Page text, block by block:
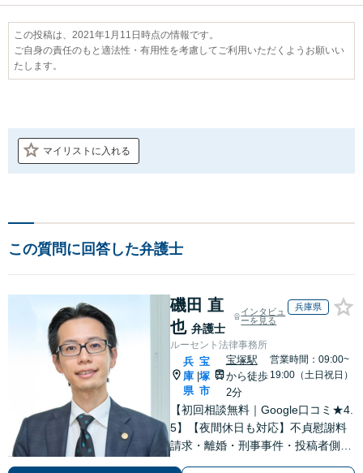
この投稿は、2021年1月11日時点の情報です。
ご自身の責任のもと適法性・有用性を考慮してご利用いただくようお願いい
たします。
マイリストに入れる
この質問に回答した弁護士
磯田 直
也 弁護士
インタビュ
ーを見る
兵庫県
ルーセント法律事務所
兵
庫
県
宝
塚
市
宝塚駅
から徒歩
2分
営業時間：09:00~
19:00（土日祝日）
【初回相談無料｜Google口コミ★4.
5】【夜間休日も対応】不貞慰謝料
請求・離婚・刑事事件・投稿者側発